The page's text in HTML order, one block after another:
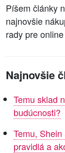
Píšem články
najnovšie
rady pre
Najnovšie
Temu sklad
budúcnosti?
Temu,
pravidlá a